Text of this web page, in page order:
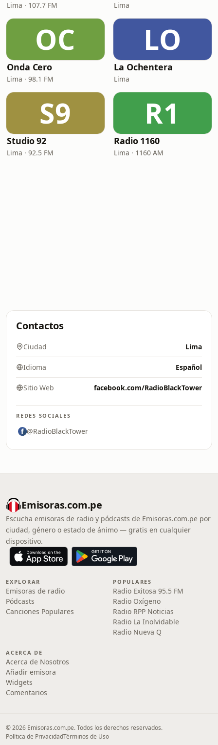
Lima · 107.7 FM Lima
OC
Onda Cero
Lima · 98.1 FM
LO
La Ochentera
Lima
S9
Studio 92
Lima · 92.5 FM
R1
Radio 1160
Lima · 1160 AM
Contactos
Ciudad Lima
Idioma Español
Sitio Web facebook.com/RadioBlackTower
REDES SOCIALES
@RadioBlackTower
Emisoras.com.pe
Escucha emisoras de radio y pódcasts de Emisoras.com.pe por
ciudad, género o estado de ánimo — gratis en cualquier
dispositivo.
EXPLORAR
Emisoras de radio
Pódcasts
Canciones Populares
POPULARES
Radio Exitosa 95.5 FM
Radio Oxígeno
Radio RPP Noticias
Radio La Inolvidable
Radio Nueva Q
ACERCA DE
Acerca de Nosotros
Añadir emisora
Widgets
Comentarios
© 2026 Emisoras.com.pe. Todos los derechos reservados.
Política de PrivacidadTérminos de Uso